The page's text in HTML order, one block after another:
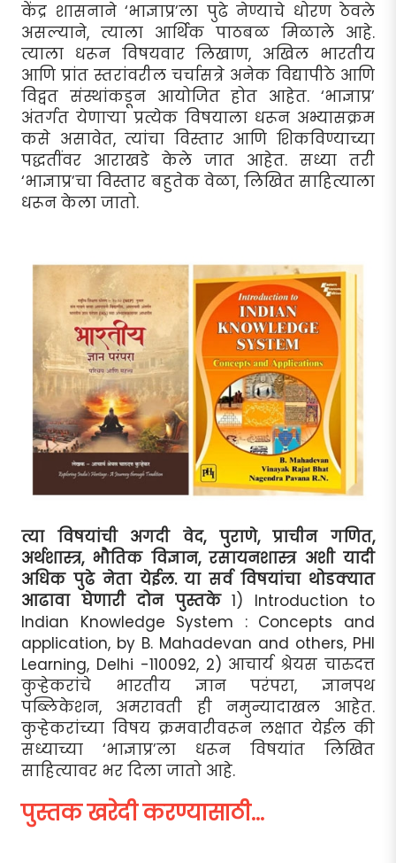
केंद्र शासनाने ‘भाज्ञाप्र’ला पुढे नेण्याचे धोरण ठेवले
असल्याने, त्याला आर्थिक पाठबळ मिळाले आहे.
त्याला धरून विषयवार लिखाण, अखिल भारतीय
आणि प्रांत स्तरांवरील चर्चासत्रे अनेक विद्यापीठे आणि
विद्वत संस्थांकडून आयोजित होत आहेत. ‘भाज्ञाप्र’
अंतर्गत येणार्‍या प्रत्येक विषयाला धरून अभ्यासक्रम
कसे असावेत, त्यांचा विस्तार आणि शिकविण्याच्या
पद्धतींवर आराखडे केले जात आहेत. सध्या तरी
‘भाज्ञाप्र’चा विस्तार बहुतेक वेळा, लिखित साहित्याला
धरून केला जातो.
त्या विषयांची अगदी वेद, पुराणे, प्राचीन गणित,
अर्थशास्त्र, भौतिक विज्ञान, रसायनशास्त्र अशी यादी
अधिक पुढे नेता येईल. या सर्व विषयांचा थोडक्यात
आढावा घेणारी दोन पुस्तके1) Introduction to
Indian Knowledge System : Concepts and
application, by B. Mahadevan and others, PHI
Learning, Delhi -110092, 2) आचार्य श्रेयस चारुदत्त
कुर्‍हेकरांचे भारतीय ज्ञान परंपरा, ज्ञानपथ
पब्लिकेशन, अमरावती ही नमुन्यादाखल आहेत.
कुर्‍हेकरांच्या विषय क्रमवारीवरून लक्षात येईल की
सध्याच्या ‘भाज्ञाप्र’ला धरून विषयांत लिखित
साहित्यावर भर दिला जातो आहे.
पुस्तक खरेदी करण्यासाठी...